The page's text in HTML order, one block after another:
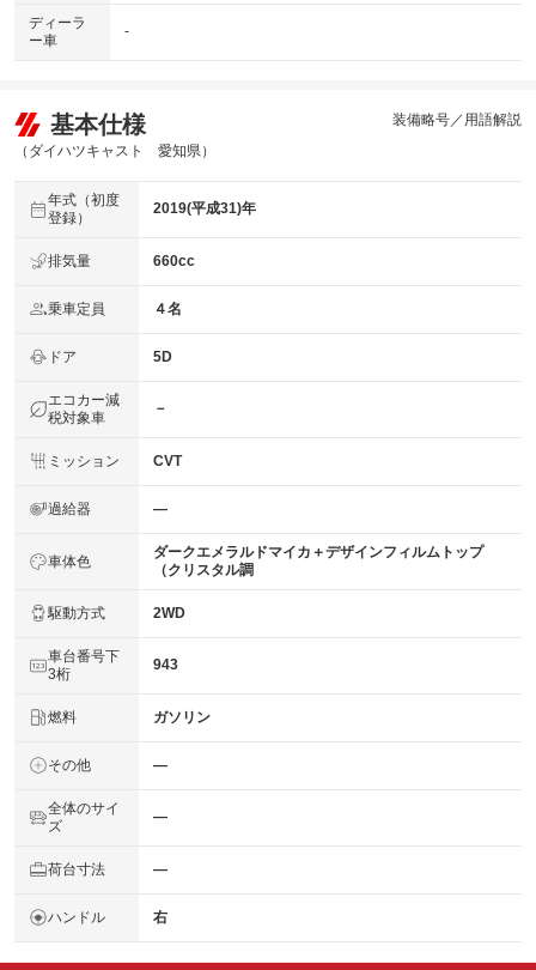
ディーラ
ー車
-
基本仕様
（ダイハツキャスト 愛知県）
装備略号／用語解説
年式（初度
登録）
2019(平成31)年
排気量 660cc
乗車定員 ４名
ドア 5D
エコカー減
税対象車
－
ミッション CVT
過給器 ―
車体色
ダークエメラルドマイカ＋デザインフィルムトップ
（クリスタル調
駆動方式 2WD
車台番号下
3桁
943
燃料 ガソリン
その他 ―
全体のサイ
ズ
―
荷台寸法 ―
ハンドル 右